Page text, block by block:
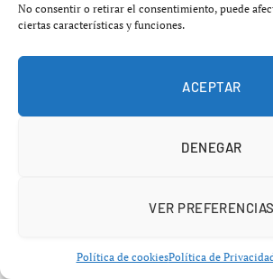
No consentir o retirar el consentimiento, puede
ciertas características y funciones.
ACEPTAR
DENEGAR
VER PREFERENCIAS
Política de cookiesPolítica de
Por su parte, fuentes cercanas al
implicados han defendido que las
contextualizarse en un momento de
posibles responsabilidades